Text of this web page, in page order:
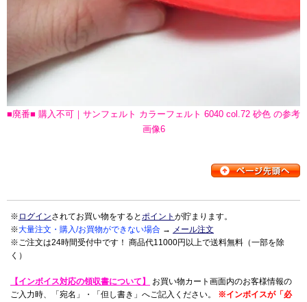
■廃番■ 購入不可｜サンフェルト カラーフェルト 6040 col.72 砂色 の参考
画像6
※ ログインされてお買い物をするとポイント が貯まります。
※大量注文・購入/お買物ができない場合 → メール注文
※ご注文は24時間受付中です！ 商品代11000円以上で送料無料（一部を除
く）
【インボイス対応の領収書について】
お買い物カート画面内のお客様情報の
ご入力時、「宛名」・「但し書き」へご記入ください。 ※インボイスが「必